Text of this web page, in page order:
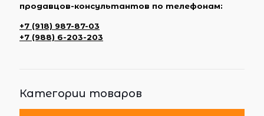
продавцов-консультантов по телефонам:
+7 (918) 987-87-03
+7 (988) 6-203-203
Категории товаров